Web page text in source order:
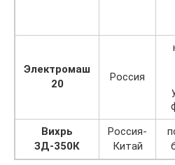
Электромаш
20
Россия
Вихрь
ЗД-350К
Россия-
Китай